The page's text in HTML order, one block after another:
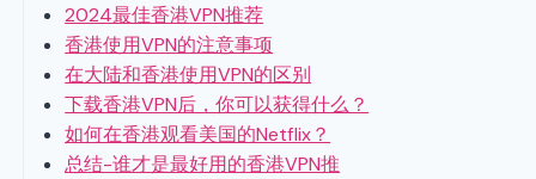
2024最佳香港VPN推荐
香港使用VPN的注意事项
在大陆和香港使用VPN的区别
下载香港VPN后，你可以获得什么？
如何在香港观看美国的Netflix？
总结-谁才是最好用的香港VPN推